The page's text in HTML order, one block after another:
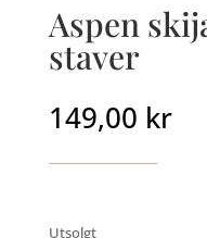
Aspen
staver
149,00 kr
Utsolgt